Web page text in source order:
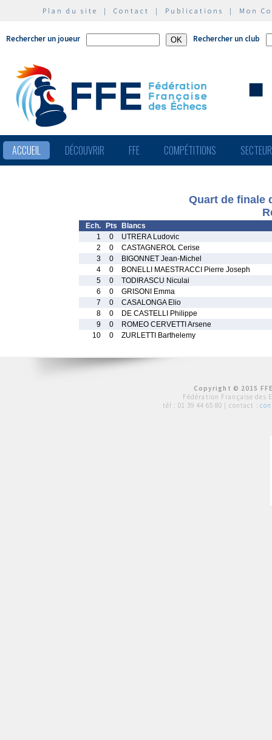
Plan du site | Contact | Publications | Mon
Rechercher un joueur Rechercher un club
ACCUEIL DÉCOUVRIR FFE COMPÉTITIONS
Quart de finale
Ech. Pts
Blancs
1
0
UTRERA Ludovic
2
0
CASTAGNEROL Cerise
3
0
BIGONNET Jean-Michel
4
0
BONELLI MAESTRACCI Pierre Joseph
5
0
TODIRASCU Niculai
6
0
GRISONI Emma
7
0
CASALONGA Elio
8
0
DE CASTELLI Philippe
9
0
ROMEO CERVETTI Arsene
10
0 ZURLETTI Barthelemy
Copyright © 2015
Fédération Française des
tél : 01 39 44 65 80 | contact :